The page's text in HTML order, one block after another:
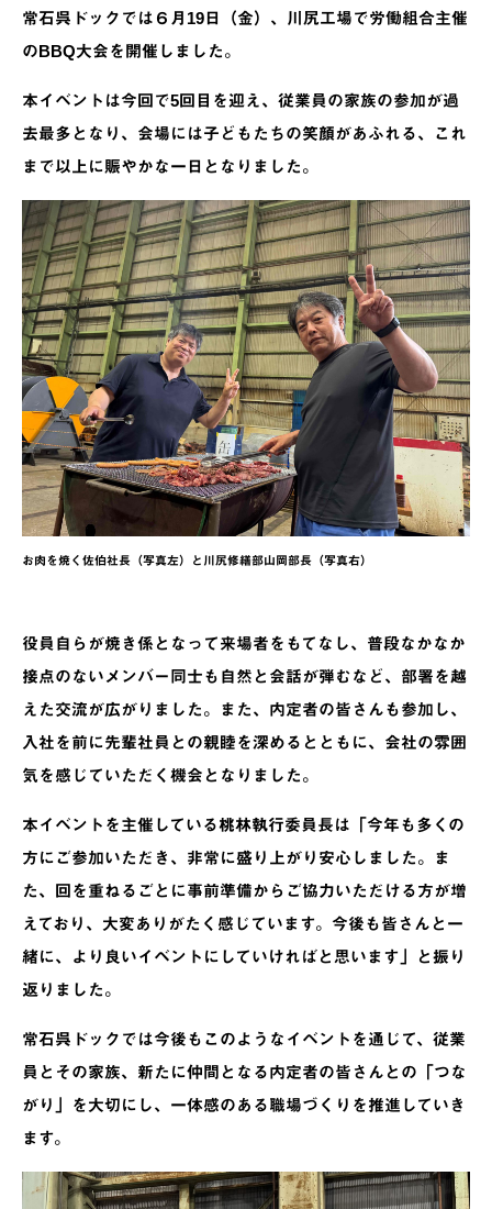
常石呉ドックでは６月19日（金）、川尻工場で労働組合主催
のBBQ大会を開催しました。
本イベントは今回で5回目を迎え、従業員の家族の参加が過
去最多となり、会場には子どもたちの笑顔があふれる、これ
まで以上に賑やかな一日となりました。
お肉を焼く佐伯社長（写真左）と川尻修繕部山岡部長（写真右）
役員自らが焼き係となって来場者をもてなし、普段なかなか
接点のないメンバー同士も自然と会話が弾むなど、部署を越
えた交流が広がりました。また、内定者の皆さんも参加し、
入社を前に先輩社員との親睦を深めるとともに、会社の雰囲
気を感じていただく機会となりました。
本イベントを主催している桃林執行委員長は「今年も多くの
方にご参加いただき、非常に盛り上がり安心しました。ま
た、回を重ねるごとに事前準備からご協力いただける方が増
えており、大変ありがたく感じています。今後も皆さんと一
緒に、より良いイベントにしていければと思います」と振り
返りました。
常石呉ドックでは今後もこのようなイベントを通じて、従業
員とその家族、新たに仲間となる内定者の皆さんとの「つな
がり」を大切にし、一体感のある職場づくりを推進していき
ます。